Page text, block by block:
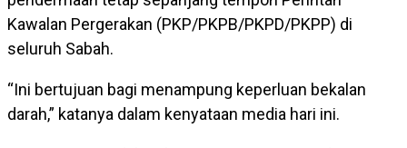
Kawalan Pergerakan (PKP/PKPB/PKPD/PKPP) di
seluruh Sabah.
“Ini bertujuan bagi menampung keperluan bekalan
darah,” katanya dalam kenyataan media hari ini.